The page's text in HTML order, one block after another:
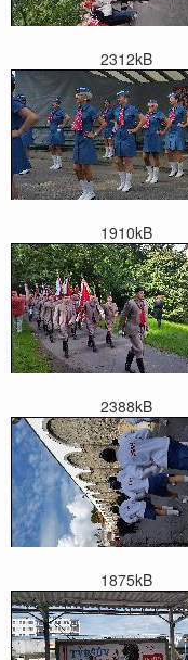
2312kB
1910kB
2388kB
1875kB